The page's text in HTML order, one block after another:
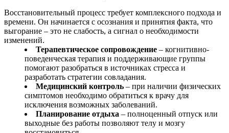
Восстановительный процесс требует комплексного подхода и
времени. Он начинается с осознания и принятия факта, что
выгорание – это не слабость, а сигнал о необходимости
изменений.
Терапевтическое сопровождение – когнитивно-
поведенческая терапия и поддерживающие группы
помогают разобраться в источниках стресса и
разработать стратегии совладания.
Медицинский контроль – при наличии физических
симптомов необходимо обратиться к врачу для
исключения возможных заболеваний.
Планирование отдыха – полноценный отпуск или
выходные без работы позволяют телу и мозгу